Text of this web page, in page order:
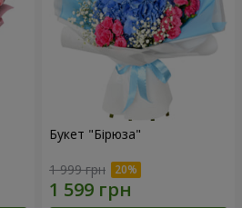
Букет "Бірюза"
1 999 грн